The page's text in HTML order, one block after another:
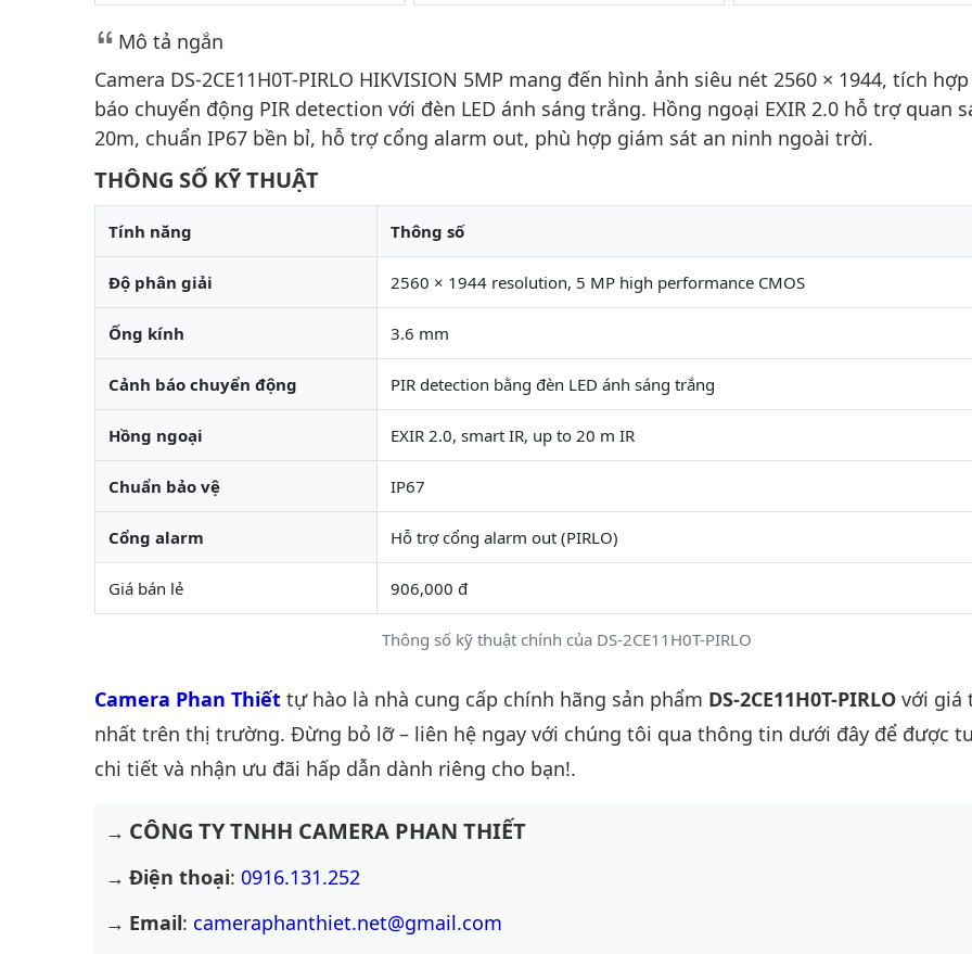
Mô tả ngắn
Camera DS-2CE11H0T-PIRLO HIKVISION 5MP mang đến hình ảnh siêu nét 2560 × 1944, tích
báo chuyển động PIR detection với đèn LED ánh sáng trắng. Hồng ngoại EXIR 2.0 hỗ trợ quan
20m, chuẩn IP67 bền bỉ, hỗ trợ cổng alarm out, phù hợp giám sát an ninh ngoài trời.
THÔNG SỐ KỸ THUẬT
Thông số kỹ thuật chính của DS-2CE11H0T-PIRLO
Tính năng Thông số
Độ phân giải 2560 × 1944 resolution, 5 MP high performance CMOS
Ống kính 3.6 mm
Cảnh báo chuyển động PIR detection bằng đèn LED ánh sáng trắng
Hồng ngoại EXIR 2.0, smart IR, up to 20 m IR
Chuẩn bảo vệ IP67
Cổng alarm Hỗ trợ cổng alarm out (PIRLO)
Giá bán lẻ 906,000 đ
Camera Phan Thiết tự hào là nhà cung cấp chính hãng sản phẩm DS-2CE11H0T-PIRLO với giá
nhất trên thị trường. Đừng bỏ lỡ – liên hệ ngay với chúng tôi qua thông tin dưới đây để được
chi tiết và nhận ưu đãi hấp dẫn dành riêng cho bạn!.
CÔNG TY TNHH CAMERA PHAN THIẾT
Điện thoại: 0916.131.252
Email: cameraphanthiet.net@gmail.com